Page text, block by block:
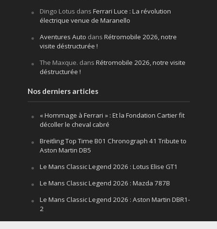
Dingo Lotus dans Ferrari Luce : La révolution
électrique venue de Maranello
Aventures Auto dans Rétromobile 2026, notre
visite déstructurée !
The Maxque. dans Rétromobile 2026, notre visite
déstructurée !
Nos derniers articles
« Hommage à Ferrari » : Et la Fondation Cartier fit
décoller le cheval cabré
Breitling Top Time B01 Chronograph 41 Tribute to
Aston Martin DB5
Le Mans Classic Legend 2026 : Lotus Elise GT1
Le Mans Classic Legend 2026 : Mazda 787B
Le Mans Classic Legend 2026 : Aston Martin DBR1-
2